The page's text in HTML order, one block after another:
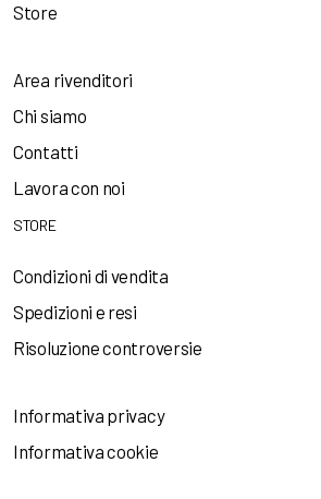
Store
Area rivenditori
Chi siamo
Contatti
Lavora con noi
STORE
Condizioni di vendita
Spedizioni e resi
Risoluzione controversie
Informativa privacy
Informativa cookie